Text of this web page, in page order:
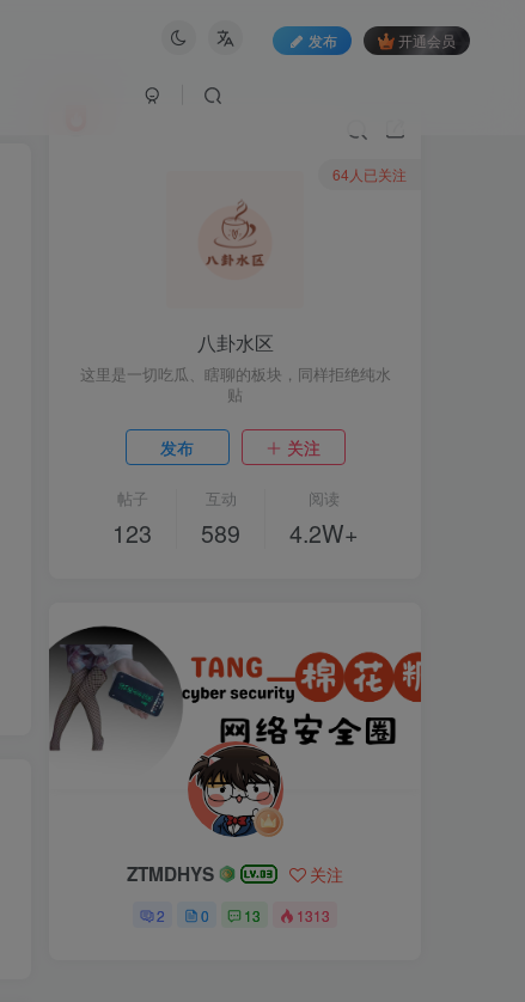
发布 开通会员
64人已关注
八卦水区
这里是一切吃瓜、瞎聊的板块，同样拒绝纯水
贴
发布 关注
帖子
123
互动
589
阅读
4.2W+
ZTMDHYS 关注
2 0 13 1313